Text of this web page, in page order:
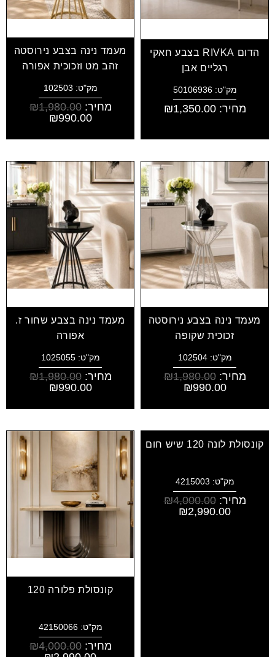
הדום RIVKA בצבע חאקי
רגליים אבן
מק"ט: 50106936
מחיר: ₪1,350.00
מעמד נינה בצבע נירוסטה
זהב מט וזכוכית אפורה
מק"ט: 102503
מחיר: ₪1,980.00
₪990.00
מעמד נינה בצבע נירוסטה
זכוכית שקופה
מק"ט: 102504
מחיר: ₪1,980.00
₪990.00
מעמד נינה בצבע שחור ז.
אפורה
מק"ט: 1025055
מחיר: ₪1,980.00
₪990.00
קונסולת לונה 120 שיש חום
מק"ט: 4215003
מחיר: ₪4,000.00
₪2,990.00
קונסולת פלורה 120
מק"ט: 42150066
מחיר: ₪4,000.00